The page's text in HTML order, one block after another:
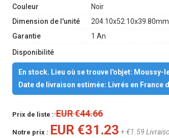
Couleur
Noir
Dimension de l'unité
Garantie
1 An
Disponibilité
En stock. Lieu où se trouve l'objet: Moussy-
Date de livraison estimée: Livrés en France
Prix de liste :EUR €44.66
Notre prix : EUR €31.23 + €1.59